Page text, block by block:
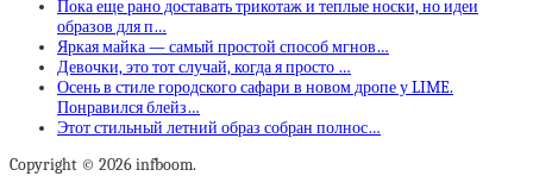
Пока еще рано доставать трикотаж и теплые носки, но идеи
образов для п…
Яркая майка — самый простой способ мгнов…
Девочки, это тот случай, когда я просто …
Осень в стиле городского сафари в новом дропе у LIME.
Понравился блейз…
Этот стильный летний образ собран полнос…
Copyright © 2026 infboom.